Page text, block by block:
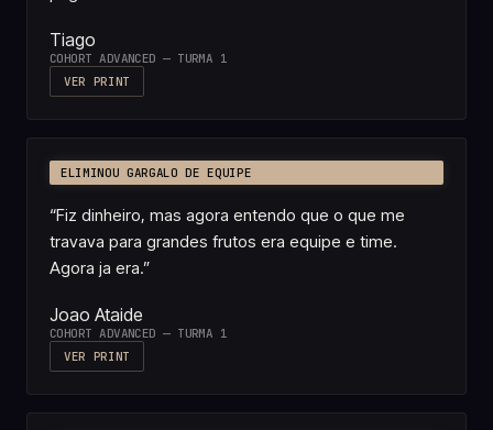
Tiago
COHORT ADVANCED — TURMA 1
VER PRINT
ELIMINOU GARGALO DE EQUIPE
“Fiz dinheiro, mas agora entendo que o que me
travava para grandes frutos era equipe e time.
Agora ja era.”
Joao Ataide
COHORT ADVANCED — TURMA 1
VER PRINT